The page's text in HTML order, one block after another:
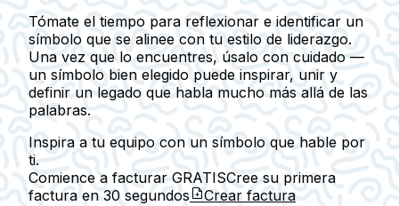
Tómate el tiempo para reflexionar e identificar un
símbolo que se alinee con tu estilo de liderazgo.
Una vez que lo encuentres, úsalo con cuidado —
un símbolo bien elegido puede inspirar, unir y
definir un legado que habla mucho más allá de las
palabras.
Inspira a tu equipo con un símbolo que hable por
ti.
Comience a facturar GRATISCree su primera
factura en 30 segundos Crear factura